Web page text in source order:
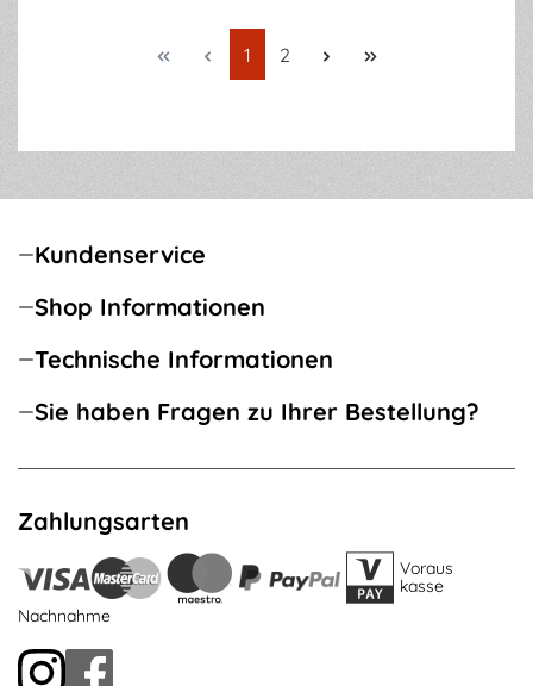
Seite
1 Seite
2
Kundenservice
Shop Informationen
Technische Informationen
Sie haben Fragen zu Ihrer Bestellung?
Zahlungsarten
Voraus
kasse
Nachnahme